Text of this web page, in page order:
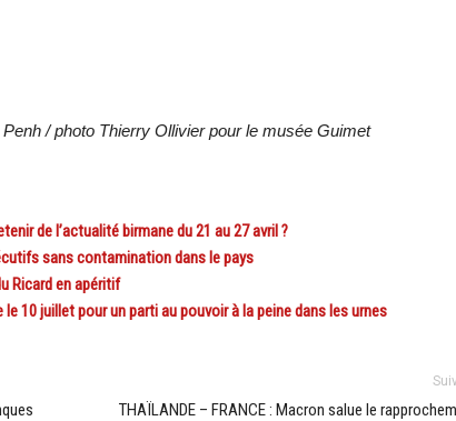
/ photo Thierry Ollivier pour le musée Guimet
de l’actualité birmane du 21 au 27 avril ?
sans contamination dans le pays
Ricard en apéritif
le 10 juillet pour un parti au pouvoir à la peine dans les urnes
THAÏLANDE – FRANCE : Macron salue le